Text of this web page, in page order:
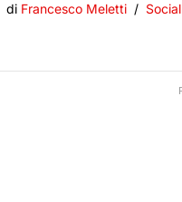
di Francesco Meletti Social